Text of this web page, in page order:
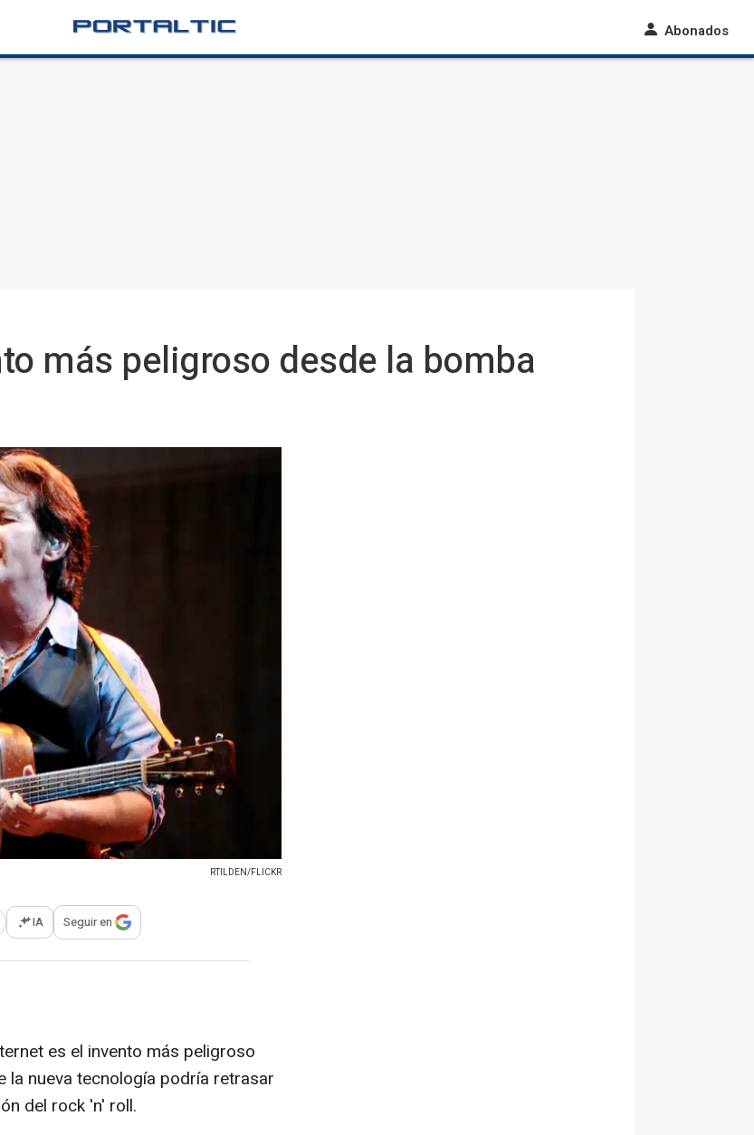
Abonados
más peligroso desde la bomba
RTILDEN/FLICKR
opciones para compartir
IA Seguir en
es el invento más peligroso
la nueva tecnología podría retrasar
del rock 'n' roll.